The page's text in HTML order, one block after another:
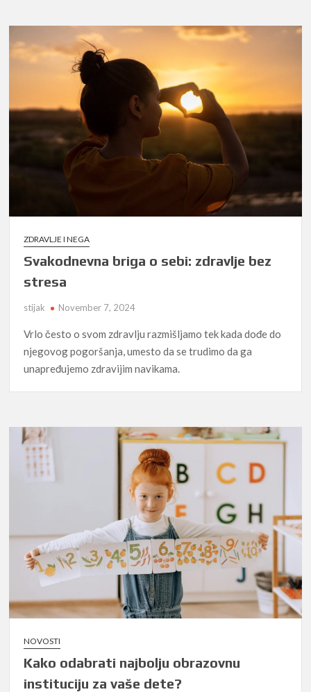
ZDRAVLJE I NEGA
Svakodnevna briga o sebi: zdravlje bez
stresa
stijak November 7, 2024
Vrlo često o svom zdravlju razmišljamo tek kada dođe do
njegovog pogoršanja, umesto da se trudimo da ga
unapređujemo zdravijim navikama.
NOVOSTI
Kako odabrati najbolju obrazovnu
instituciju za vaše dete?